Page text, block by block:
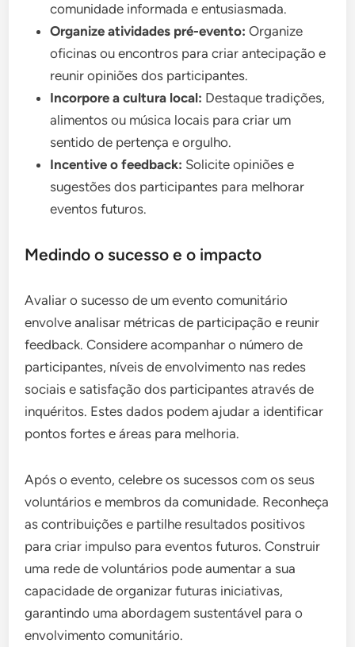
comunidade informada e entusiasmada.
Organize atividades pré-evento: Organize
oficinas ou encontros para criar antecipação e
reunir opiniões dos participantes.
Incorpore a cultura local: Destaque tradições,
alimentos ou música locais para criar um
sentido de pertença e orgulho.
Incentive o feedback: Solicite opiniões e
sugestões dos participantes para melhorar
eventos futuros.
Medindo o sucesso e o impacto
Avaliar o sucesso de um evento comunitário
envolve analisar métricas de participação e reunir
feedback. Considere acompanhar o número de
participantes, níveis de envolvimento nas redes
sociais e satisfação dos participantes através de
inquéritos. Estes dados podem ajudar a identificar
pontos fortes e áreas para melhoria.
Após o evento, celebre os sucessos com os seus
voluntários e membros da comunidade. Reconheça
as contribuições e partilhe resultados positivos
para criar impulso para eventos futuros. Construir
uma rede de voluntários pode aumentar a sua
capacidade de organizar futuras iniciativas,
garantindo uma abordagem sustentável para o
envolvimento comunitário.